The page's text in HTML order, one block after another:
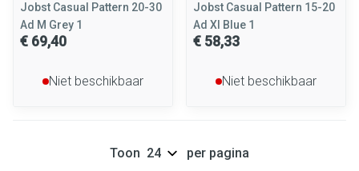
Jobst Casual Pattern 20-30
Ad M Grey 1
€ 69,40
Niet beschikbaar
Jobst Casual Pattern 15-20
Ad Xl Blue 1
€ 58,33
Niet beschikbaar
Toon per pagina